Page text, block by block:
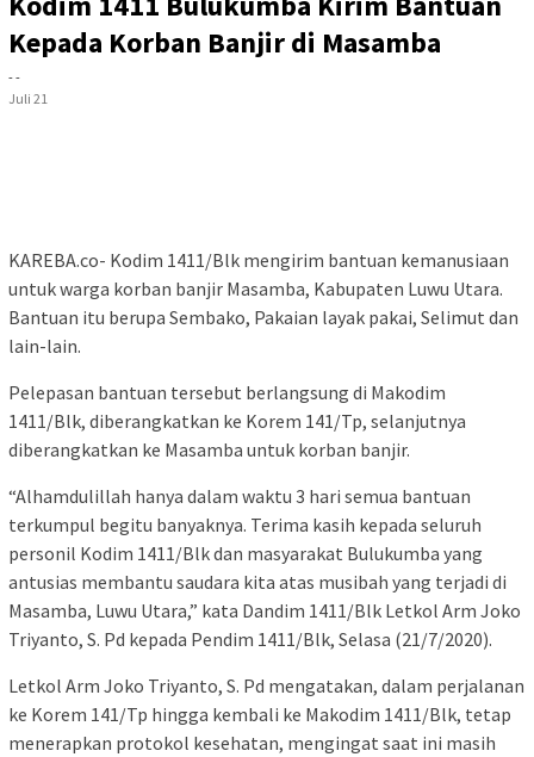
Kepada Korban Banjir di Masamba
- -
Juli 21
KAREBA.co- Kodim 1411/Blk mengirim bantuan kemanusiaan
untuk warga korban banjir Masamba, Kabupaten Luwu Utara.
Bantuan itu berupa Sembako, Pakaian layak pakai, Selimut dan
lain-lain.
Pelepasan bantuan tersebut berlangsung di Makodim
1411/Blk, diberangkatkan ke Korem 141/Tp, selanjutnya
diberangkatkan ke Masamba untuk korban banjir.
“Alhamdulillah hanya dalam waktu 3 hari semua bantuan
terkumpul begitu banyaknya. Terima kasih kepada seluruh
personil Kodim 1411/Blk dan masyarakat Bulukumba yang
antusias membantu saudara kita atas musibah yang terjadi di
Masamba, Luwu Utara,” kata Dandim 1411/Blk Letkol Arm Joko
Triyanto, S. Pd kepada Pendim 1411/Blk, Selasa (21/7/2020).
Letkol Arm Joko Triyanto, S. Pd mengatakan, dalam perjalanan
ke Korem 141/Tp hingga kembali ke Makodim 1411/Blk, tetap
menerapkan protokol kesehatan, mengingat saat ini masih